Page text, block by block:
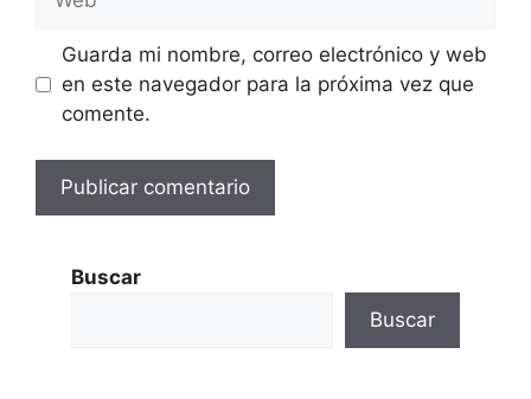
Guarda mi nombre, correo electrónico y web
en este navegador para la próxima vez que
comente.
Buscar
Buscar